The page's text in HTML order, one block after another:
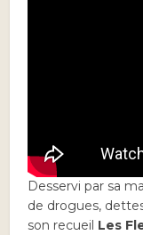
Desservi par sa
de drogues,
son recueil Les